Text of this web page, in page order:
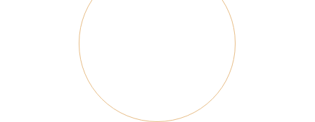
Кухня угловая